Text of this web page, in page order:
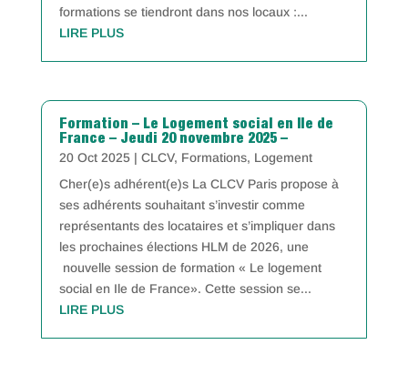
formations se tiendront dans nos locaux :...
LIRE PLUS
Formation – Le Logement social en Ile de
France – Jeudi 20 novembre 2025 –
20 Oct 2025| CLCV, Formations, Logement
Cher(e)s adhérent(e)s La CLCV Paris propose à
ses adhérents souhaitant s’investir comme
représentants des locataires et s’impliquer dans
les prochaines élections HLM de 2026, une
nouvelle session de formation « Le logement
social en Ile de France». Cette session se...
LIRE PLUS